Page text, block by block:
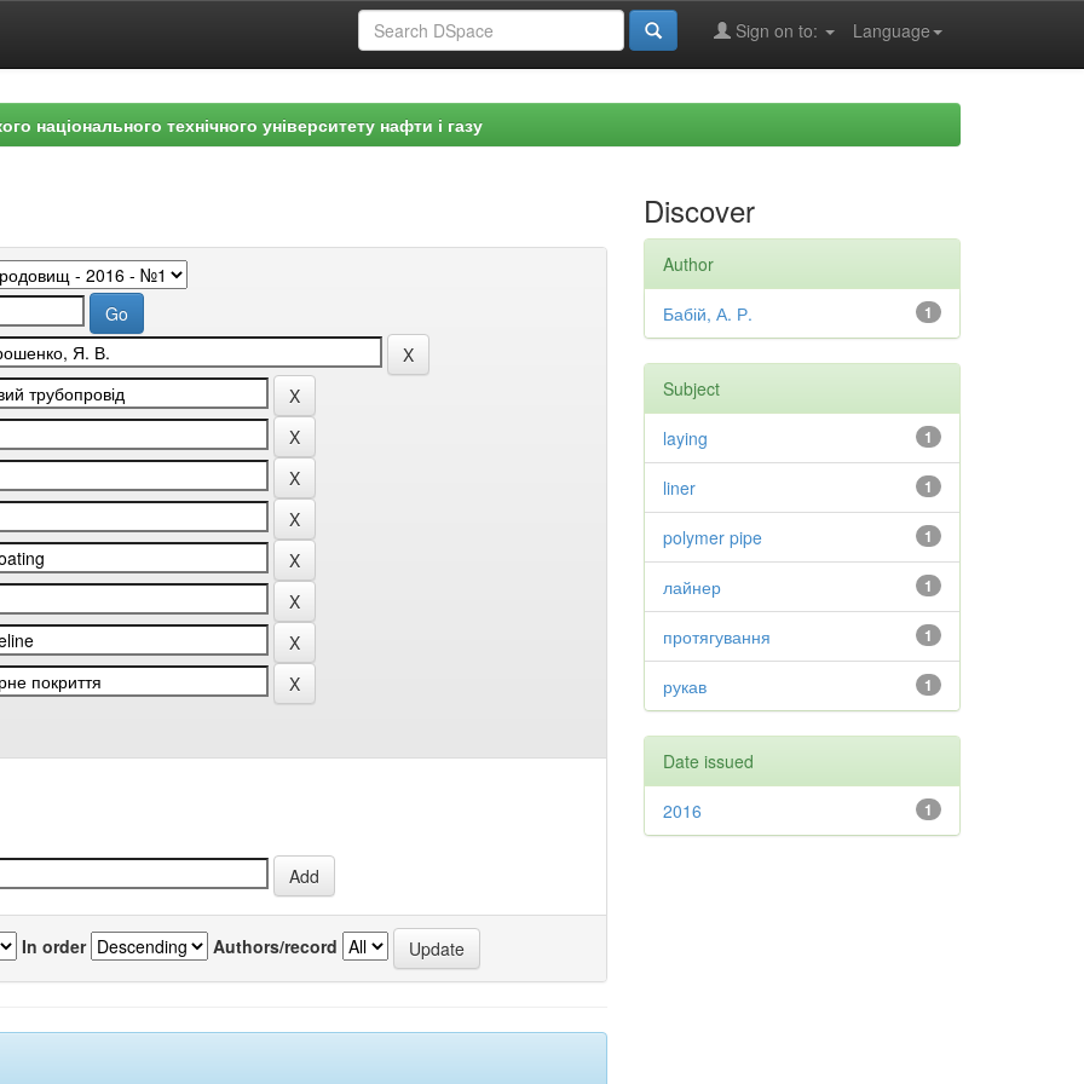
Language
Sign on to:
національного технічного університету нафти і газу
In order Authors/record
Discover
Author
1
Бабій, А. Р.
Subject
1
laying
1
liner
1
polymer pipe
1
лайнер
1
протягування
1
рукав
Date issued
1
2016